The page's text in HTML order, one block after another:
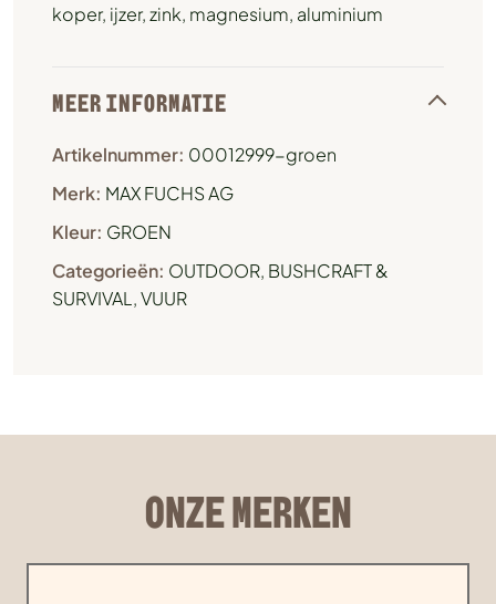
koper, ijzer, zink, magnesium, aluminium
MEER INFORMATIE
Artikelnummer: 00012999-groen
Merk: MAX FUCHS AG
Kleur: GROEN
Categorieën: OUTDOOR, BUSHCRAFT &
SURVIVAL ,VUUR
ONZE MERKEN